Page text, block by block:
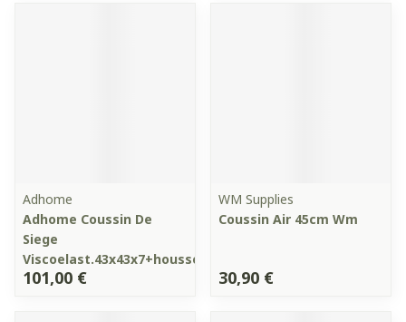
Adhome
Adhome Coussin De
Siege
Viscoelast.43x43x7+housse
101,00 €
WM Supplies
Coussin Air 45cm Wm
30,90 €